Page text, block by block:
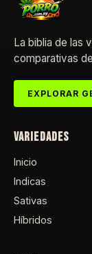
La biblia de las
comparativas
EXPLORAR
VARIEDADES
Inicio
Indicas
Sativas
Híbridos